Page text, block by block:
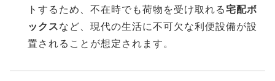
トするため、不在時でも荷物を受け取れる宅配ボ
ックスなど、現代の生活に不可欠な利便設備が設
置されることが想定されます。